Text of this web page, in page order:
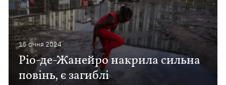
15 сiчня 2024
Ріо-де-Жанейро накрила сильна
повінь, є загиблі